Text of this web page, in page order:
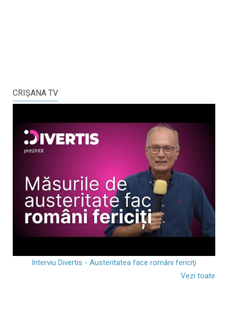
CRIŞANA TV
Interviu Divertis - Austeritatea face români fericiți
Vezi toate